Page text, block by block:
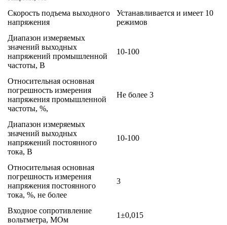
Скорость подъема выходного
напряжения
Устанавливается и имеет 10
режимов
Диапазон измеряемых
значений выходных
напряжений промышленной
частоты, В
10-100
Относительная основная
погрешность измерения
напряжения промышленной
частоты, %,
Не более 3
Диапазон измеряемых
значений выходных
напряжений постоянного
тока, В
10-100
Относительная основная
погрешность измерения
напряжения постоянного
тока, %, не более
3
Входное сопротивление
вольтметра, МОм
1±0,015